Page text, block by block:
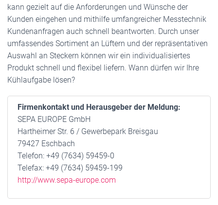
kann gezielt auf die Anforderungen und Wünsche der
Kunden eingehen und mithilfe umfangreicher Messtechnik
Kundenanfragen auch schnell beantworten. Durch unser
umfassendes Sortiment an Lüftern und der repräsentativen
Auswahl an Steckern können wir ein individualisiertes
Produkt schnell und flexibel liefern. Wann dürfen wir Ihre
Kühlaufgabe lösen?
Firmenkontakt und Herausgeber der Meldung:
SEPA EUROPE GmbH
Hartheimer Str. 6 / Gewerbepark Breisgau
79427 Eschbach
Telefon: +49 (7634) 59459-0
Telefax: +49 (7634) 59459-199
http://www.sepa-europe.com